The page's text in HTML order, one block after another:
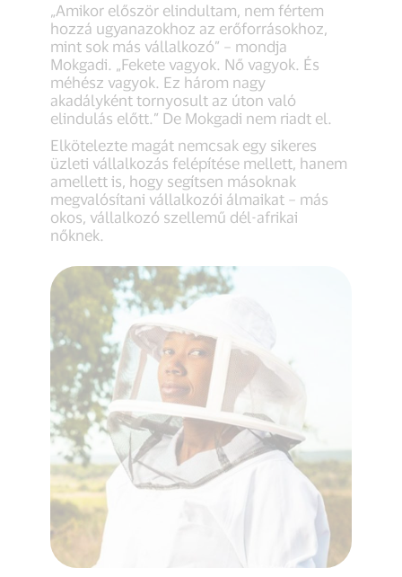
„Amikor először elindultam, nem fértem
hozzá ugyanazokhoz az erőforrásokhoz,
mint sok más vállalkozó” – mondja
Mokgadi. „Fekete vagyok. Nő vagyok. És
méhész vagyok. Ez három nagy
akadályként tornyosult az úton való
elindulás előtt.” De Mokgadi nem riadt el.
Elkötelezte magát nemcsak egy sikeres
üzleti vállalkozás felépítése mellett, hanem
amellett is, hogy segítsen másoknak
megvalósítani vállalkozói álmaikat – más
okos, vállalkozó szellemű dél-afrikai
nőknek.